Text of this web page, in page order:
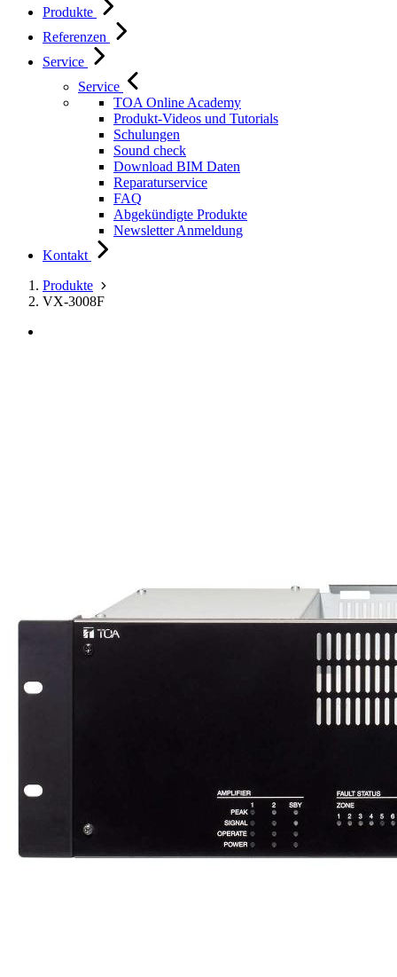
Produkte
Referenzen
Service
Service
TOA Online Academy
Produkt-Videos und Tutorials
Schulungen
Sound check
Download BIM Daten
Reparaturservice
FAQ
Abgekündigte Produkte
Newsletter Anmeldung
Kontakt
Produkte
VX-3008F